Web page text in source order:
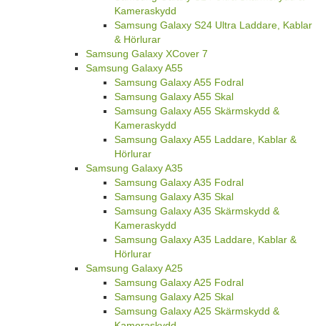
Kameraskydd
Samsung Galaxy S24 Ultra Laddare, Kablar
& Hörlurar
Samsung Galaxy XCover 7
Samsung Galaxy A55
Samsung Galaxy A55 Fodral
Samsung Galaxy A55 Skal
Samsung Galaxy A55 Skärmskydd &
Kameraskydd
Samsung Galaxy A55 Laddare, Kablar &
Hörlurar
Samsung Galaxy A35
Samsung Galaxy A35 Fodral
Samsung Galaxy A35 Skal
Samsung Galaxy A35 Skärmskydd &
Kameraskydd
Samsung Galaxy A35 Laddare, Kablar &
Hörlurar
Samsung Galaxy A25
Samsung Galaxy A25 Fodral
Samsung Galaxy A25 Skal
Samsung Galaxy A25 Skärmskydd &